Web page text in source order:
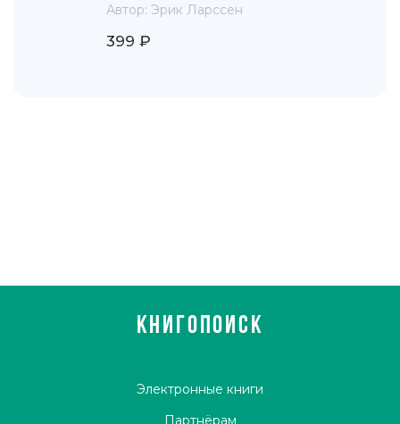
Автор: Эрик Ларcсен
399 ₽
КНИГОПОИСК
Электронные книги
Партнёрам